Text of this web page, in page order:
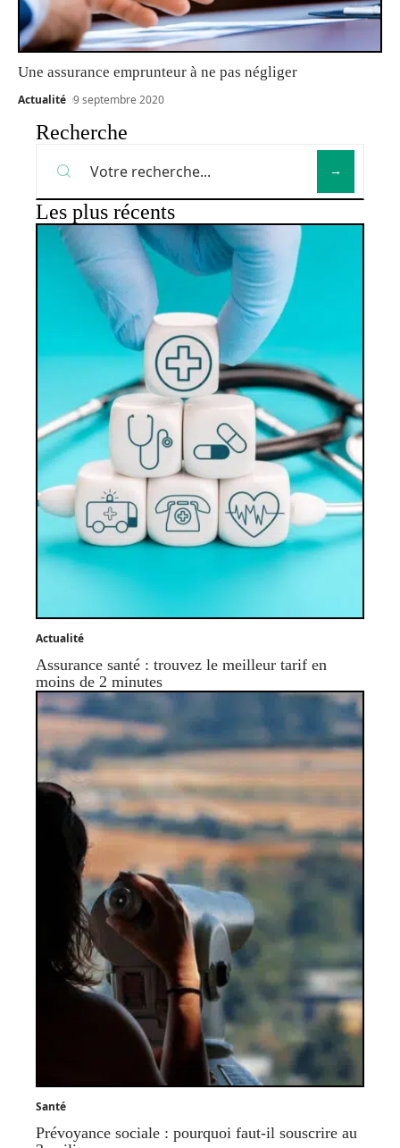
Une assurance emprunteur à ne pas négliger
Actualité 9 septembre 2020
Recherche
Les plus récents
Actualité
Assurance santé : trouvez le meilleur tarif en
moins de 2 minutes
Santé
Prévoyance sociale : pourquoi faut-il souscrire au